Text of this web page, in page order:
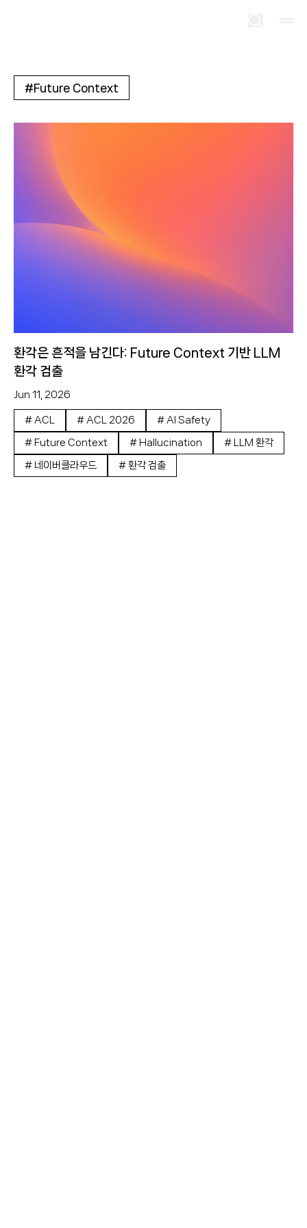
#Future Context
환각은 흔적을 남긴다: Future Context 기반 LLM
환각 검출
Jun 11, 2026
# ACL # ACL 2026 # AI Safety
# Future Context # Hallucination # LLM 환각
# 네이버클라우드 #환각 검출